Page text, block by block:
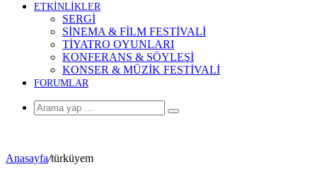
ETKİNLİKLER
SERGİ
SİNEMA & FİLM FESTİVALİ
TİYATRO OYUNLARI
KONFERANS & SÖYLEŞİ
KONSER & MÜZİK FESTİVALİ
FORUMLAR
Arama
Anasayfa/türküyem